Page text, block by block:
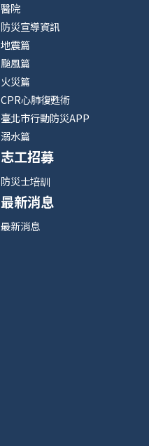
醫院
防災宣導資訊
地震篇
颱風篇
火災篇
CPR心肺復甦術
臺北市行動防災APP
溺水篇
志工招募
防災士培訓
最新消息
最新消息